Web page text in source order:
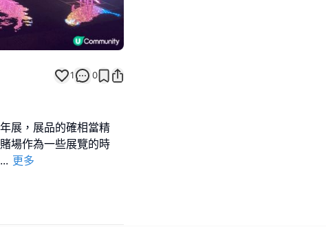
1 0
展，展品的確相當精
場作為一些展覽的時
... 更多